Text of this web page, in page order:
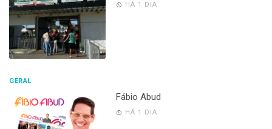
HÁ 1 DIA
GERAL
Fábio Abud
HÁ 1 DIA